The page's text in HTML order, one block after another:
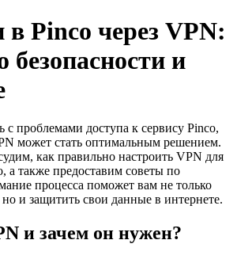
в Pinco через VPN:
безопасности и
с проблемами доступа к сервису Pinco,
может стать оптимальным решением.
как правильно настроить VPN для
а также предоставим советы по
процесса поможет вам не только
и защитить свои данные в интернете.
и зачем он нужен?